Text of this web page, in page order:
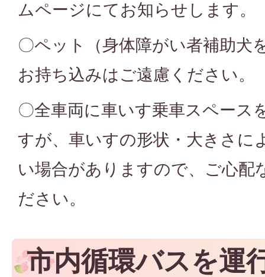
ムページにてお知らせします。
〇ペット（身体障がい者補助犬
お持ち込みはご遠慮ください。
〇全車両に車いす乗車スペース
すが、車いすの形状・大きさに
い場合がありますので、ご心配
ださい。
市内循環バスを運